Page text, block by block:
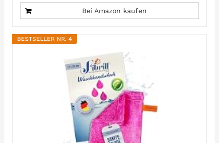
Bei Amazon kaufen
BESTSELLER NR. 4